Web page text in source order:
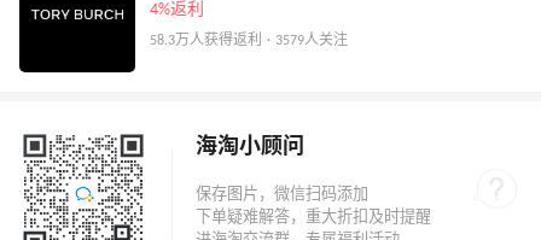
4%返利
58.3万人获得返利 · 3579人关注
海淘小顾问